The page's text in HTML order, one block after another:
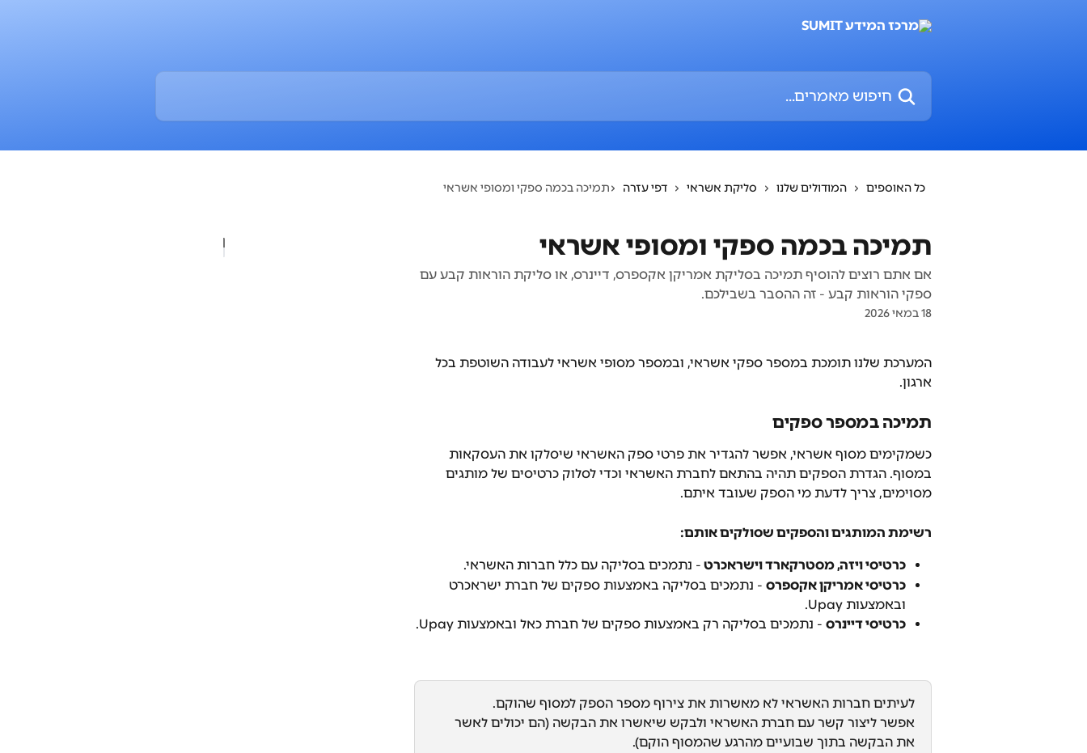
חיפוש מאמרים...
כל האוספים המודולים שלנו סליקת אשראי דפי עזרה תמיכה בכמה ספקי ומסופי אשראי
תמיכה בכמה ספקי ומסופי אשראי
אם אתם רוצים להוסיף תמיכה בסליקת אמריקן אקספרס, דיינרס, או סליקת הוראות קבע עם
ספקי הוראות קבע - זה ההסבר בשבילכם.
18 במאי 2026
המערכת שלנו תומכת במספר ספקי אשראי, ובמספר מסופי אשראי לעבודה השוטפת בכל
ארגון.
תמיכה במספר ספקים
כשמקימים מסוף אשראי, אפשר להגדיר את פרטי ספק האשראי שיסלקו את העסקאות
במסוף. הגדרת הספקים תהיה בהתאם לחברת האשראי וכדי לסלוק כרטיסים של מותגים
מסוימים, צריך לדעת מי הספק שעובד איתם.
רשימת המותגים והספקים שסולקים אותם:
כרטיסי ויזה, מסטרקארד וישראכרט - נתמכים בסליקה עם כלל חברות האשראי.
כרטיסי אמריקן אקספרס - נתמכים בסליקה באמצעות ספקים של חברת ישראכרט
ובאמצעות Upay.
כרטיסי דיינרס - נתמכים בסליקה רק באמצעות ספקים של חברת כאל ובאמצעות Upay.
לעיתים חברות האשראי לא מאשרות את צירוף מספר הספק למסוף שהוקם.
אפשר ליצור קשר עם חברת האשראי ולבקש שיאשרו את הבקשה (הם יכולים לאשר
את הבקשה בתוך שבועיים מהרגע שהמסוף הוקם).